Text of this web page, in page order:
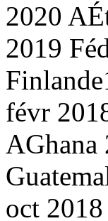
2020 A
2019
Finlande
févr
AGhana
oct 2018